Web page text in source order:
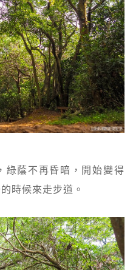
綠蔭不再昏暗，開始變得
時候來走步道。